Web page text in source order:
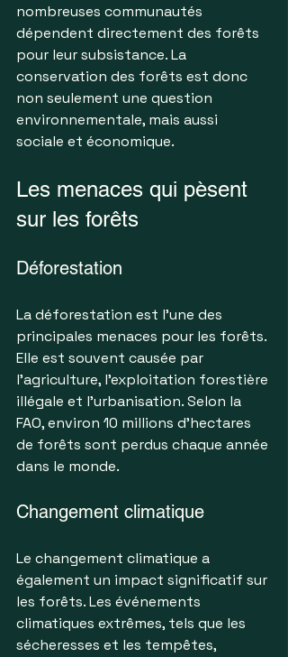
nombreuses communautés
dépendent directement des forêts
pour leur subsistance. La
conservation des forêts est donc
non seulement une question
environnementale, mais aussi
sociale et économique.
Les menaces qui pèsent
sur les forêts
Déforestation
La déforestation est l'une des
principales menaces pour les forêts.
Elle est souvent causée par
l'agriculture, l'exploitation forestière
illégale et l'urbanisation. Selon la
FAO, environ 10 millions d'hectares
de forêts sont perdus chaque année
dans le monde.
Changement climatique
Le changement climatique a
également un impact significatif sur
les forêts. Les événements
climatiques extrêmes, tels que les
sécheresses et les tempêtes,